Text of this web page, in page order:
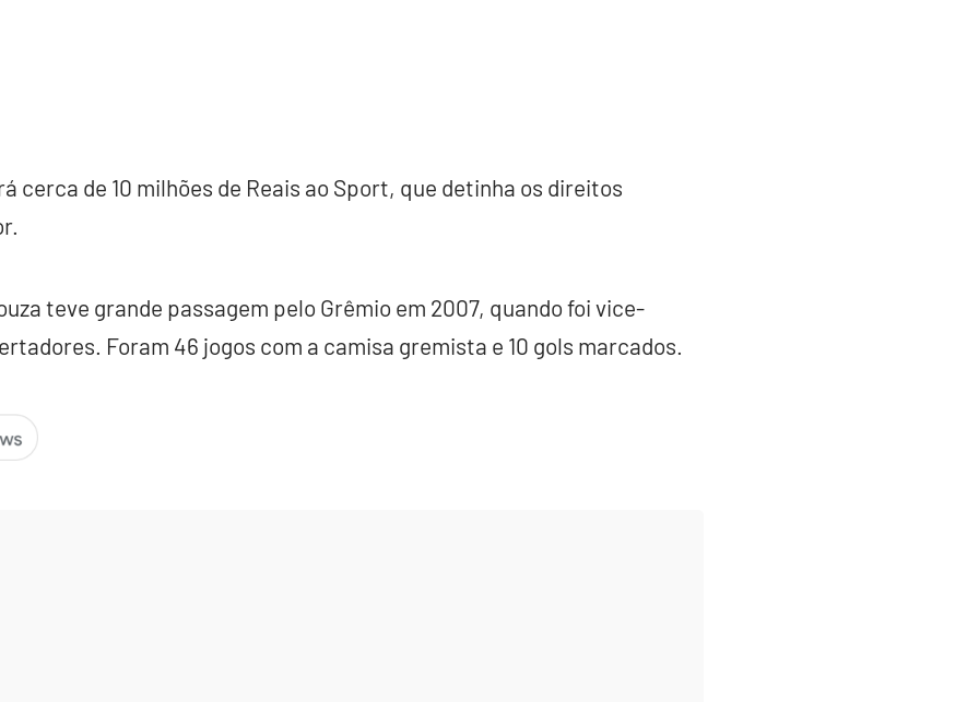
cerca de 10 milhões de Reais ao Sport, que detinha os direitos
teve grande passagem pelo Grêmio em 2007, quando foi vice-
Foram 46 jogos com a camisa gremista e 10 gols marcados.